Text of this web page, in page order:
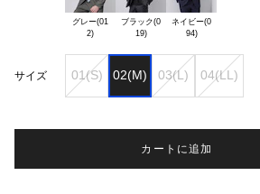
グレー(01
ブラック(0
19)
ネイビー(0
94)
サイズ 01(S) 02(M) 03(L) 04(LL)
カートに追加